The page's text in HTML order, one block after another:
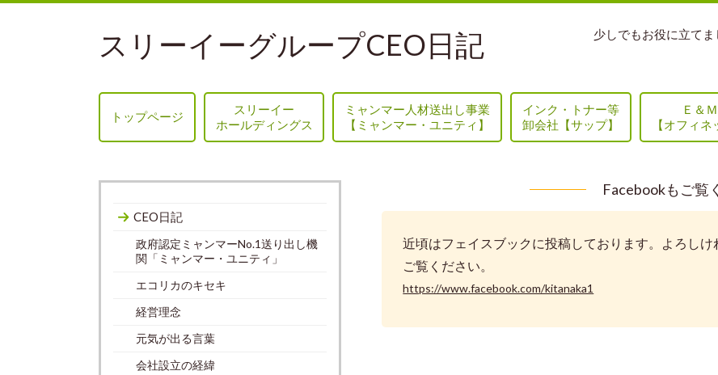
スリーイーグループCEO日記 少しでもお役に立て
トップページ
スリーイー
ホールディングス
ミャンマー人材送出し事業
【ミャンマー・ユニティ】
インク・トナー等
卸会社【サップ】
Ｅ＆
【オフィネ
Facebookもご覧
近頃はフェイスブックに投稿しております。よろしけ
ご覧ください。
https://www.facebook.com/kitanaka1
CEO日記
政府認定ミャンマーNo.1送り出し機
関「ミャンマー・ユニティ」
エコリカのキセキ
経営理念
元気が出る言葉
会社設立の経緯